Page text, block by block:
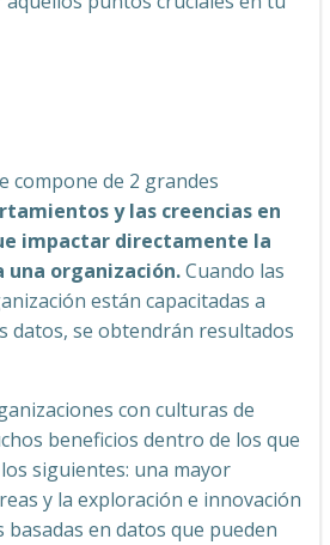
compone de 2 grandes
y las creencias en
impactar directamente la
una organización.Cuando las
están capacitadas a
datos, se obtendrán resultados
con culturas de
beneficios dentro de los que
siguientes: una mayor
y la exploración e innovación
basadas en datos que pueden